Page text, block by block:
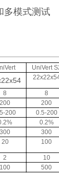
多模式测试
UniVert
8 8
200 200
200 0.5-200
0.2%
300 300
20 100
2 10
100 500